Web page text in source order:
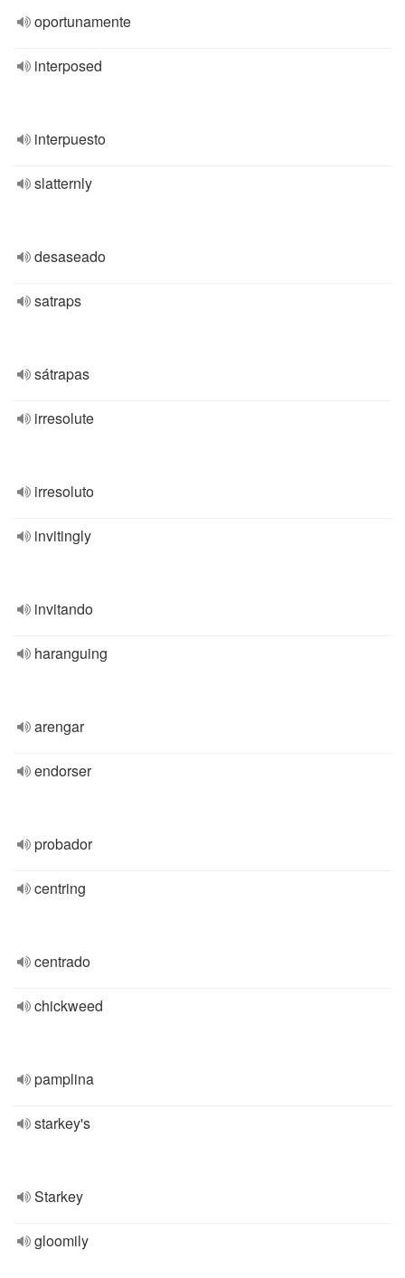
oportunamente
interposed
interpuesto
slatternly
desaseado
satraps
sátrapas
irresolute
irresoluto
invitingly
invitando
haranguing
arengar
endorser
probador
centring
centrado
chickweed
pamplina
starkey's
Starkey
gloomily